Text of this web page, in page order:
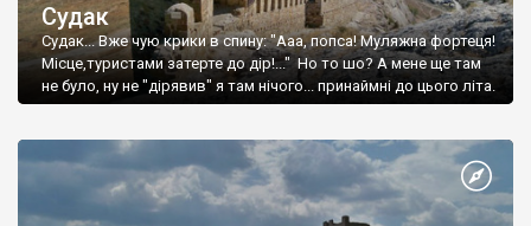
Судак
Судак... Вже чую крики в спину: "Ааа, попса! Муляжна фортеця!
Місце,туристами затерте до дір!..." Но то шо? А мене ще там
не було, ну не "дірявив" я там нічого... принаймні до цього літа.